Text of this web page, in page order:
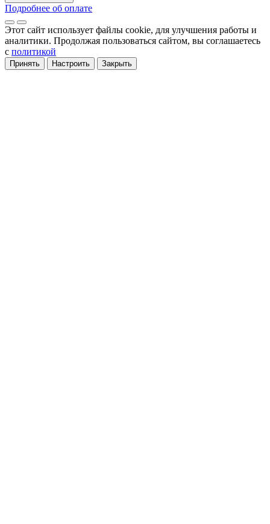
Подробнее об оплате
Этот сайт использует файлы cookie, для улучшения работы и
аналитики. Продолжая пользоваться сайтом, вы соглашаетесь
с политикой
Принять Настроить Закрыть